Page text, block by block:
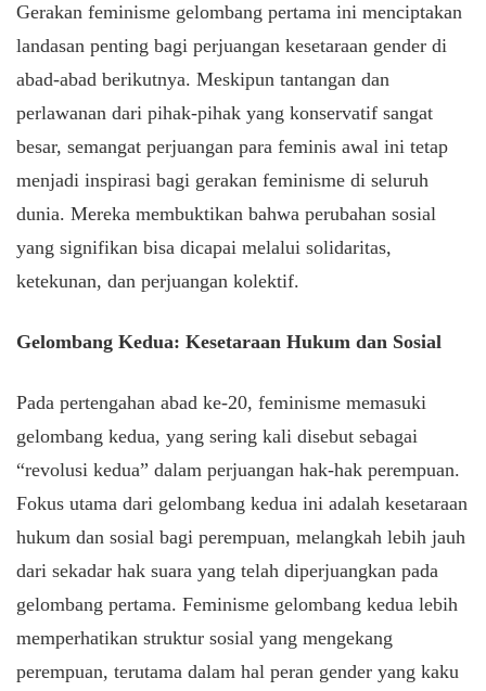
Gerakan feminisme gelombang pertama ini menciptakan
landasan penting bagi perjuangan kesetaraan gender di
abad-abad berikutnya. Meskipun tantangan dan
perlawanan dari pihak-pihak yang konservatif sangat
besar, semangat perjuangan para feminis awal ini tetap
menjadi inspirasi bagi gerakan feminisme di seluruh
dunia. Mereka membuktikan bahwa perubahan sosial
yang signifikan bisa dicapai melalui solidaritas,
ketekunan, dan perjuangan kolektif.
Gelombang Kedua: Kesetaraan Hukum dan Sosial
Pada pertengahan abad ke-20, feminisme memasuki
gelombang kedua, yang sering kali disebut sebagai
“revolusi kedua” dalam perjuangan hak-hak perempuan.
Fokus utama dari gelombang kedua ini adalah kesetaraan
hukum dan sosial bagi perempuan, melangkah lebih jauh
dari sekadar hak suara yang telah diperjuangkan pada
gelombang pertama. Feminisme gelombang kedua lebih
memperhatikan struktur sosial yang mengekang
perempuan, terutama dalam hal peran gender yang kaku